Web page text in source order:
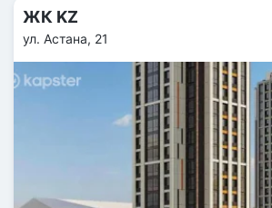
ЖК KZ
ул. Астана, 21